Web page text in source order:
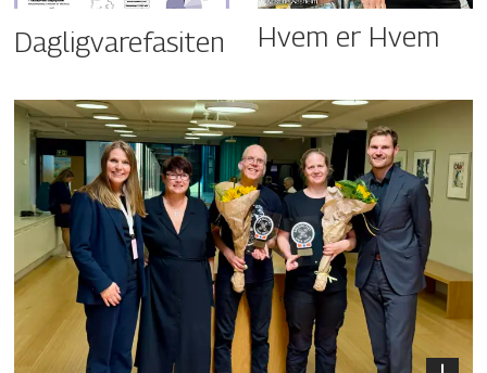
Dagligvarefasiten Hvem er Hvem